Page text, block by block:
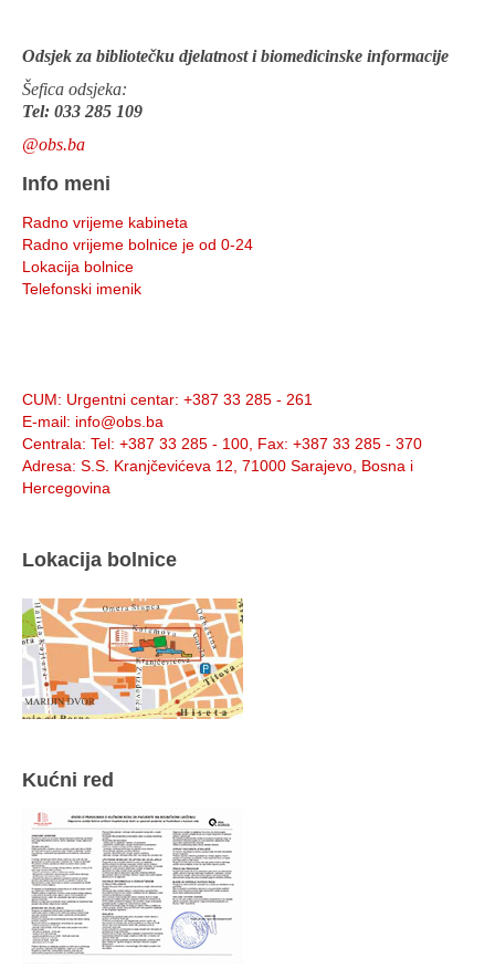
Odsjek za bibliotečku djelatnost i biomedicinske informacije
Šefica odsjeka:
Tel: 033 285 109
@obs.ba
Info meni
Radno vrijeme kabineta
Radno vrijeme bolnice je od 0-24
Lokacija bolnice
Telefonski imenik
CUM: Urgentni centar: +387 33 285 - 261
E-mail: info@obs.ba
Centrala: Tel: +387 33 285 - 100, Fax: +387 33 285 - 370
Adresa: S.S. Kranjčevićeva 12, 71000 Sarajevo, Bosna i
Hercegovina
Lokacija bolnice
Kućni red